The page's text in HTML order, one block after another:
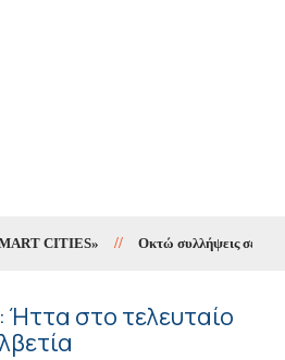
CITIES» // Οκτώ συλλήψεις σε δέκα
στο τελευταίο